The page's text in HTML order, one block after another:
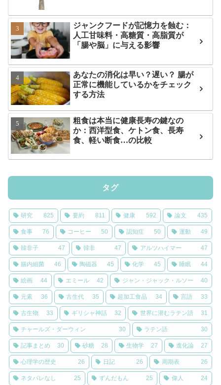
ジャンクフードが記憶力を蝕む：
人工甘味料・高糖質・高脂質が
「腸や脳」に与える影響
あなたの消化は早い？遅い？ 腸が
正常に機能しているかをチェック
する方法
粗食は本当に健康長寿の鍵なの
か：西洋型食、ケトン食、長寿
食、軽い断食…の比較
タグ
研究 825 要約 811 健康 592 論文 435
食事 76 コーヒー 50 認知症 50 運動 49
韓非子 47 韓非 47 アルツハイマー 47
腸内細菌 46 陶磁器 45 化学 45 睡眠 44
絵画 44 エミール 42 ジャン・ジャック・ルソー 40
元素 36 古生代 35 超加工食品 34 言語 33
古生物 33 ギリシャ神話 32 世界に潜むラテン語 31
チャールズ・ダーウィン 30 ラテン語 30
記事まとめ 30 砂糖 28 生物学 27 進化論 27
心理学の歴史 26 日記 26 周期表 26
ネタバレなし 25 ずんだもん 25 偉人 24